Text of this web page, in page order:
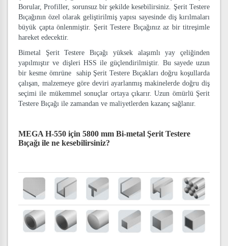
Borular, Profiller, sorunsuz bir şekilde kesebilirsiniz. Şerit Testere
Bıçağının özel olarak geliştirilmiş yapısı sayesinde diş kırılmaları
büyük çapta önlenmiştir. Şerit Testere Bıçağınız az bir titreşimle
hareket edecektir.
Bimetal Şerit Testere Bıçağı yüksek alaşımlı yay çeliğinden
yapılmıştır ve dişleri HSS ile güçlendirilmiştir. Bu sayede uzun
bir kesme ömrüne sahip Şerit Testere Bıçakları doğru koşullarda
çalışan, malzemeye göre deviri ayarlanmış makinelerde doğru diş
seçimi ile mükemmel sonuçlar ortaya çıkarır. Uzun ömürlü Şerit
Testere Bıçağı ile zamandan ve maliyetlerden kazanç sağlanır.
MEGA H-550 için 5800 mm Bi-metal Şerit Testere
Bıçağı ile ne kesebilirsiniz?